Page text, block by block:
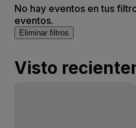
No hay eventos en tus
eventos.
Eliminar filtros
Visto